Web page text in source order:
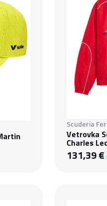
Scuderia
Vetrovka
Charles
131,39 €